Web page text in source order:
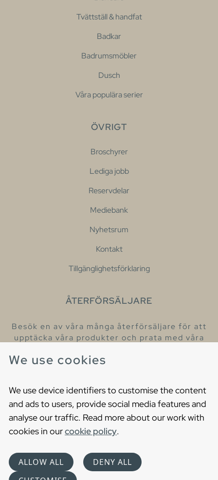
We use cookies
We use device identifiers to customise the content
and ads to users, provide social media features and
analyse our traffic. Read more about our work with
cookies in ourcookie policy.
ALLOW ALL
DENY ALL
Tvättställ & handfat
Badkar
Badrumsmöbler
Dusch
Våra populära serier
ÖVRIGT
Broschyrer
Lediga jobb
Reservdelar
Mediebank
Nyhetsrum
Kontakt
Tillgänglighetsförklaring
ÅTERFÖRSÄLJARE
Besök en av våra många återförsäljare för att
upptäcka våra produkter och prata med våra
Cookies
Privacy statement
Choose language